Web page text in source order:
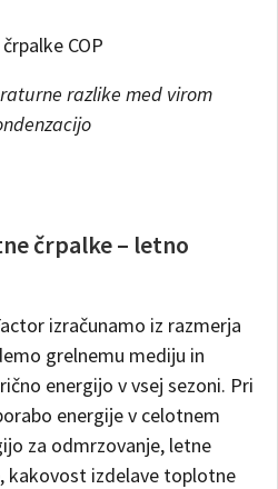
razlike med virom
črpalke – letno
izračunamo iz razmerja
grelnemu mediju in
energijo v vsej sezoni. Pri
energije v celotnem
za odmrzovanje, letne
kakovost izdelave toplotne